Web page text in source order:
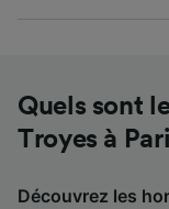
Quels sont
Troyes à
Découvrez les